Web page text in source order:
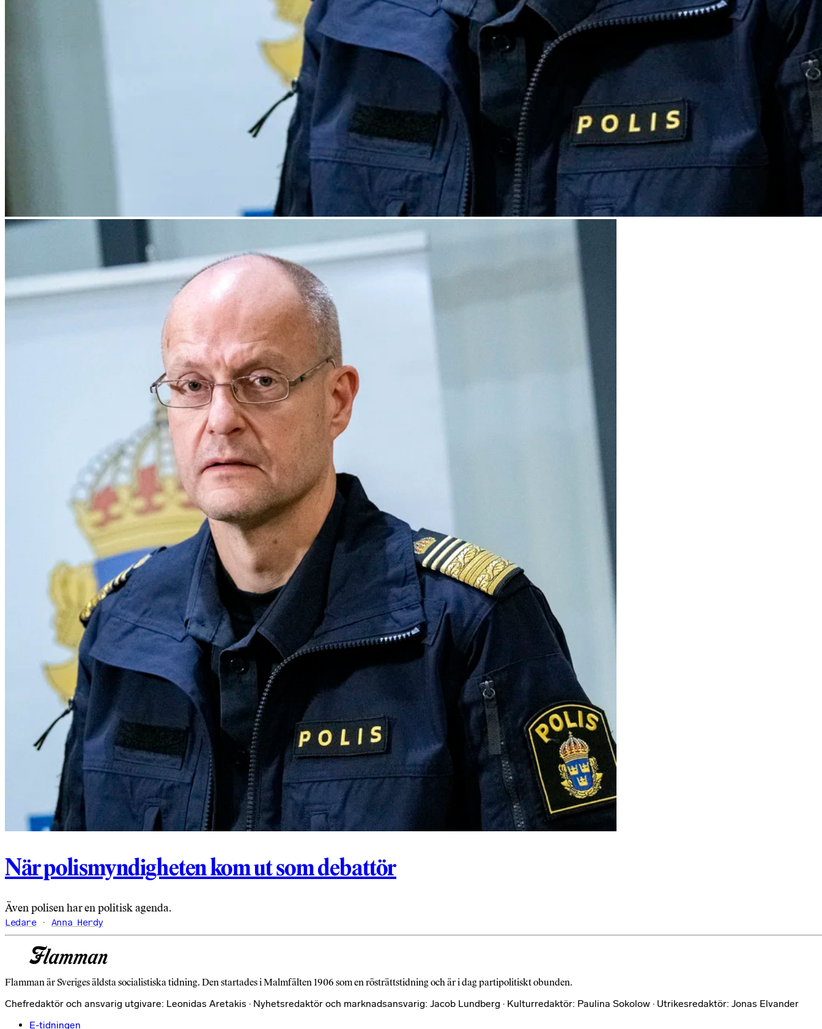
När polismyndigheten kom ut som debattör
Även polisen har en politisk agenda.
Ledare Anna Herdy
Flamman är Sveriges äldsta socialistiska tidning. Den startades i Malmfälten 1906 som en rösträttstidning och är i dag partipolitiskt obunden.
Chefredaktör och ansvarig utgivare: Leonidas Aretakis · Nyhetsredaktör och marknadsansvarig: Jacob Lundberg · Kulturredaktör: Paulina Sokolow · Utrikesredaktör: Jonas Elvander
E-tidningen